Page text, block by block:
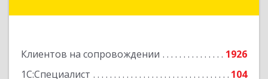
Клиентов на сопровождении
1926
1С:Специалист
104